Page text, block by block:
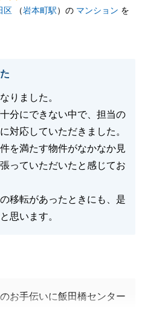
必要となりますが、弊社の
上げられたこと非常にうれ
おります。
じる
区 （岩本町駅）の マンション を
りました。
分にできない中で、担当の
対応していただきました。
を満たす物件がなかなか見
っていただいたと感じてお
移転があったときにも、是
思います。
お手伝いに飯田橋センター